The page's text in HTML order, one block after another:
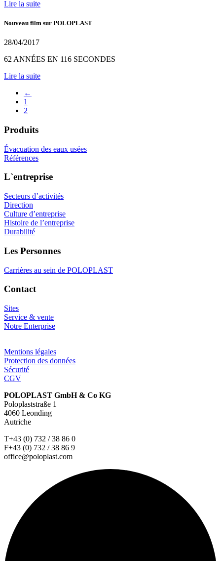
Lire la suite
Nouveau film sur POLOPLAST
28/04/2017
62 ANNÉES EN 116 SECONDES
Lire la suite
←
1
2
Produits
Évacuation des eaux usées
Références
L`entreprise
Secteurs d’activités
Direction
Culture d’entreprise
Histoire de l’entreprise
Durabilité
Les Personnes
Carrières au sein de POLOPLAST
Contact
Sites
Service & vente
Notre Enterprise
Mentions légales
Protection des données
Sécurité
CGV
POLOPLAST GmbH & Co KG
Poloplaststraße 1
4060 Leonding
Autriche
T+43 (0) 732 / 38 86 0
F+43 (0) 732 / 38 86 9
office@poloplast.com